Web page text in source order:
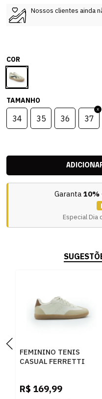
Nossos clientes ainda
COR
TAMANHO
34 35 36 37
Garanta 10%
Especial Dia
FEMININO TENIS
CASUAL FERRETTI
R$ 169,99